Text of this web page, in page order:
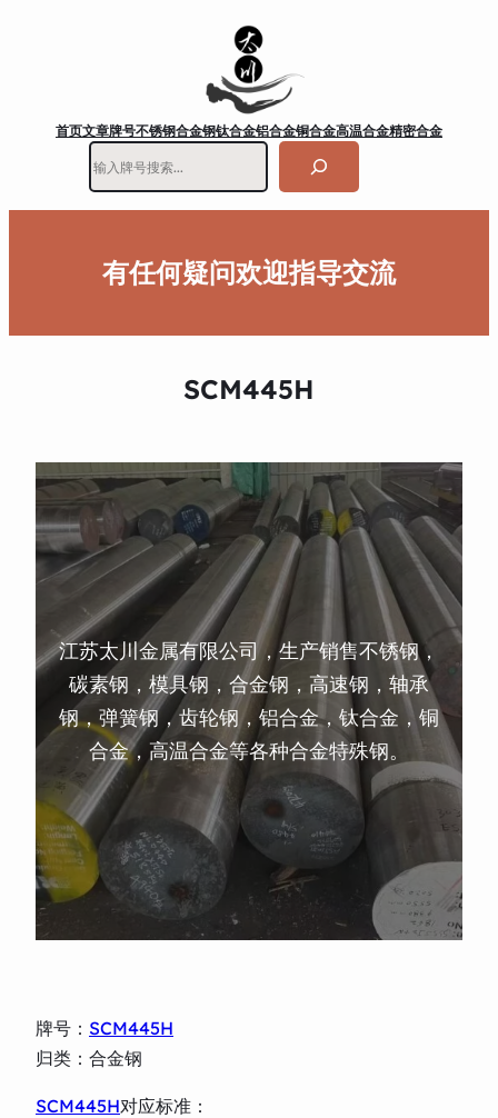
首页文章牌号不锈钢合金钢钛合金铝合金铜合金高温合金精密合金
有任何疑问欢迎指导交流
SCM445H
江苏太川金属有限公司，生产销售不锈钢，
碳素钢，模具钢，合金钢，高速钢，轴承
钢，弹簧钢，齿轮钢，铝合金，钛合金，铜
合金，高温合金等各种合金特殊钢。
牌号： SCM445H
归类：合金钢
SCM445H对应标准：